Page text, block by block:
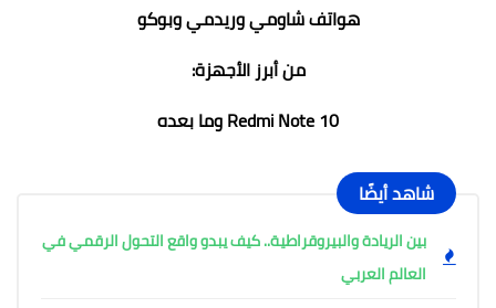
هواتف شاومي وريدمي وبوكو
من أبرز الأجهزة:
Redmi Note 10 وما بعده
شاهد أيضًا
بين الريادة والبيروقراطية.. كيف يبدو واقع التحول الرقمي في
العالم العربي